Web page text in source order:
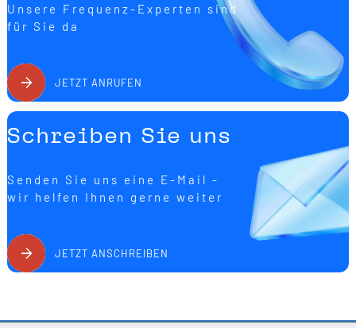
Unsere Frequenz-Experten sind
für Sie da
JETZT ANRUFEN
Schreiben Sie uns
Senden Sie uns eine E-Mail -
wir helfen Ihnen gerne weiter
JETZT ANSCHREIBEN